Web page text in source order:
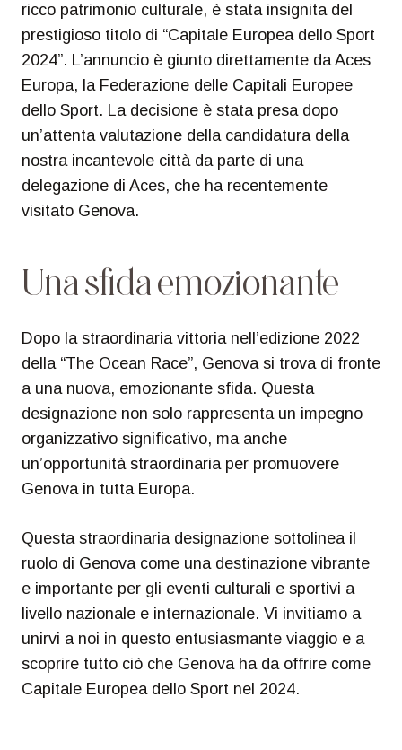
ricco patrimonio culturale, è stata insignita del
prestigioso titolo di “Capitale Europea dello Sport
2024”. L’annuncio è giunto direttamente da Aces
Europa, la Federazione delle Capitali Europee
dello Sport. La decisione è stata presa dopo
un’attenta valutazione della candidatura della
nostra incantevole città da parte di una
delegazione di Aces, che ha recentemente
visitato Genova.
Unasfidaemozionante
Dopo la straordinaria vittoria nell’edizione 2022
della “The Ocean Race”, Genova si trova di fronte
a una nuova, emozionante sfida. Questa
designazione non solo rappresenta un impegno
organizzativo significativo, ma anche
un’opportunità straordinaria per promuovere
Genova in tutta Europa.
Questa straordinaria designazione sottolinea il
ruolo di Genova come una destinazione vibrante
e importante per gli eventi culturali e sportivi a
livello nazionale e internazionale. Vi invitiamo a
unirvi a noi in questo entusiasmante viaggio e a
scoprire tutto ciò che Genova ha da offrire come
Capitale Europea dello Sport nel 2024.